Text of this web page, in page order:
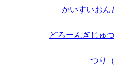
かいすいおん
どろーんぎじゅ
つり